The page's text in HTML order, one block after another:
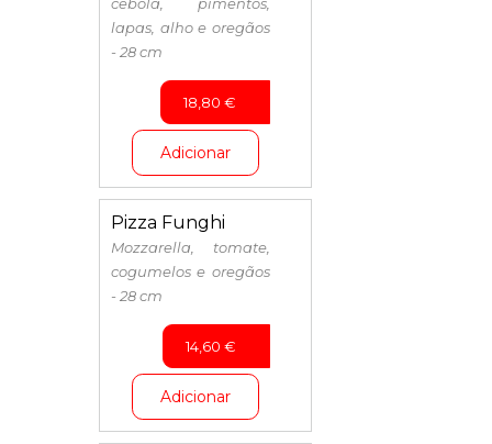
lapas, alho e oregãos
- 28 cm
18,80 €
Adicionar
Pizza Funghi
Mozzarella, tomate,
cogumelos e oregãos
- 28 cm
14,60 €
Adicionar